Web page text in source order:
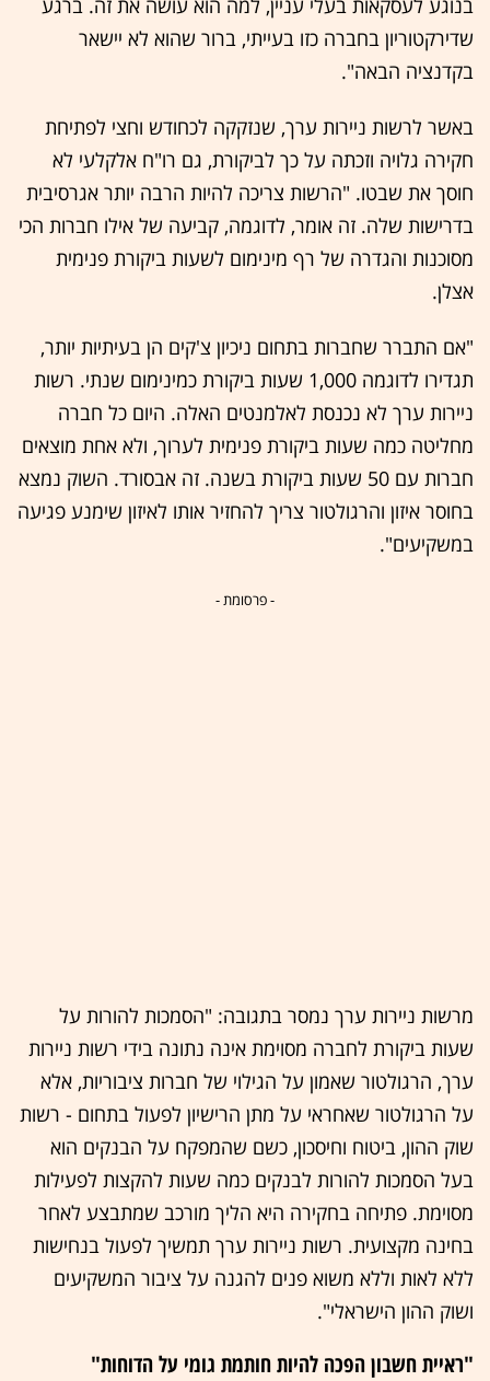
בנוגע לעסקאות בעלי עניין, למה הוא עושה את זה. ברגע
שדירקטוריון בחברה כזו בעייתי, ברור שהוא לא יישאר
בקדנציה הבאה".
באשר לרשות ניירות ערך, שנזקקה לכחודש וחצי לפתיחת
חקירה גלויה וזכתה על כך לביקורת, גם רו"ח אלקלעי לא
חוסך את שבטו. "הרשות צריכה להיות הרבה יותר אגרסיבית
בדרישות שלה. זה אומר, לדוגמה, קביעה של אילו חברות הכי
מסוכנות והגדרה של רף מינימום לשעות ביקורת פנימית
אצלן.
"אם התברר שחברות בתחום ניכיון צ'קים הן בעיתיות יותר,
תגדירו לדוגמה 1,000 שעות ביקורת כמינימום שנתי. רשות
ניירות ערך לא נכנסת לאלמנטים האלה. היום כל חברה
מחליטה כמה שעות ביקורת פנימית לערוך, ולא אחת מוצאים
חברות עם 50 שעות ביקורת בשנה. זה אבסורד. השוק נמצא
בחוסר איזון והרגולטור צריך להחזיר אותו לאיזון שימנע פגיעה
במשקיעים".
- פרסומת -
מרשות ניירות ערך נמסר בתגובה: "הסמכות להורות על
שעות ביקורת לחברה מסוימת אינה נתונה בידי רשות ניירות
ערך, הרגולטור שאמון על הגילוי של חברות ציבוריות, אלא
על הרגולטור שאחראי על מתן הרישיון לפעול בתחום - רשות
שוק ההון, ביטוח וחיסכון, כשם שהמפקח על הבנקים הוא
בעל הסמכות להורות לבנקים כמה שעות להקצות לפעילות
מסוימת. פתיחה בחקירה היא הליך מורכב שמתבצע לאחר
בחינה מקצועית. רשות ניירות ערך תמשיך לפעול בנחישות
ללא לאות וללא משוא פנים להגנה על ציבור המשקיעים
ושוק ההון הישראלי".
"ראיית חשבון הפכה להיות חותמת גומי על הדוחות"